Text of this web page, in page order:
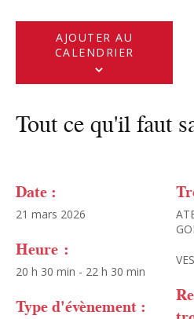
AJOUTER AU
CALENDRIER
Tout ce qu'il faut
Date :
21 mars 2026
Heure :
20 h 30 min - 22 h 30 min
Type d'évènement :